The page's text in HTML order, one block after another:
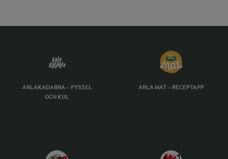
ARLAKADABRA – PYSSEL
OCH KUL
ARLA MAT – RECEPTAPP